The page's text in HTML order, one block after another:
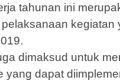
tahunan ini
kegiatan
dimaksud untuk
yang dapat